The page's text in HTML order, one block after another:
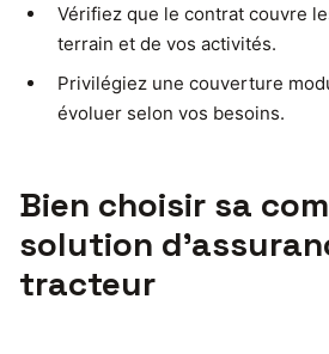
Vérifiez que le contrat couvre
terrain et de vos activités.
Privilégiez une couverture
évoluer selon vos besoins.
Bien choisir sa
solution
tracteur